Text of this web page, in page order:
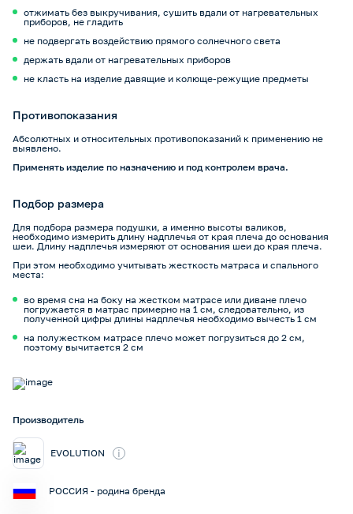
отжимать без выкручивания, сушить вдали от нагревательных
приборов, не гладить
не подвергать воздействию прямого солнечного света
держать вдали от нагревательных приборов
не класть на изделие давящие и колюще-режущие предметы
Противопоказания
Абсолютных и относительных противопоказаний к применению не
выявлено.
Применять изделие по назначению и под контролем врача.
Подбор размера
Для подбора размера подушки, а именно высоты валиков,
необходимо измерить длину надплечья от края плеча до основания
шеи. Длину надплечья измеряют от основания шеи до края плеча.
При этом необходимо учитывать жесткость матраса и спального
места:
во время сна на боку на жестком матрасе или диване плечо
погружается в матрас примерно на 1 см, следовательно, из
полученной цифры длины надплечья необходимо вычесть 1 см
на полужестком матрасе плечо может погрузиться до 2 см,
поэтому вычитается 2 см
Производитель
EVOLUTION i
РОССИЯ - родина бренда